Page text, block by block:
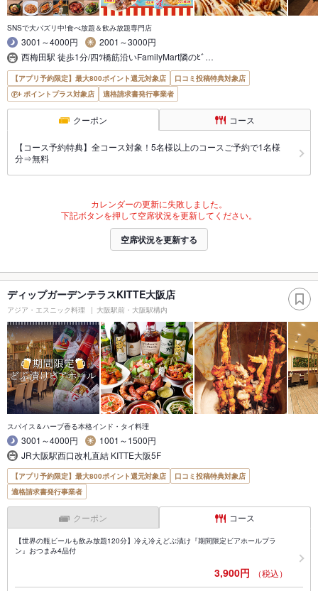
SNSで大バズリ中!食べ放題＆飲み放題専門店
3001～4000円
2001～3000円
西梅田駅 徒歩1分/四ﾂ橋筋沿いFamilyMart隣のﾋﾞ…
【アプリ予約限定】最大800ポイント還元対象店
口コミ投稿特典対象店
ポイントプラス対象店
適格請求書発行事業者
クーポン コース
【コース予約特典】全コース対象！5名様以上のコースご予約で1名様
分⇒無料
カレンダーの更新に失敗しました。
下記ボタンを押して空席状況を更新してください。
空席状況を更新する
ディップガーデンテラスKITTE大阪店
アジア・エスニック料理 大阪駅前・大阪駅構内
スパイス＆ハーブ香る本格インド・タイ料理
3001～4000円
1001～1500円
JR大阪駅西口改札直結 KITTE大阪5F
【アプリ予約限定】最大800ポイント還元対象店
口コミ投稿特典対象店
適格請求書発行事業者
クーポン コース
【世界の瓶ビールも飲み放題120分】冷え冷えどぶ漬け『期間限定ビアホールプラ
ン』おつまみ4品付
3,900円 （税込）